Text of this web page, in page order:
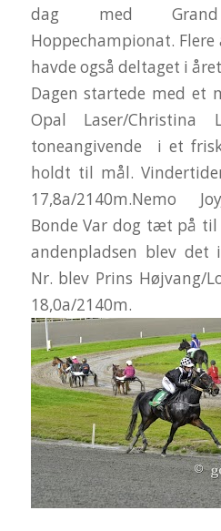
dag med
Hoppechampionat.
havde også deltaget i
Dagen startede med et
Opal Laser/Christina
toneangivende i et
holdt til mål.
17,8a/2140m.Nemo
Bonde Var dog tæt på til
andenpladsen blev det
Nr. blev Prins Højvang/
18,0a/2140m.